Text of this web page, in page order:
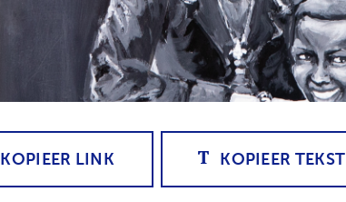
KOPIEER LINK KOPIEER TEKST